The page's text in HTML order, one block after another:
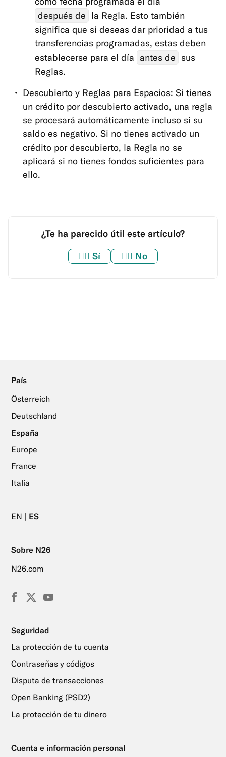
después de la Regla. Esto también
significa que si deseas dar prioridad a tus
transferencias programadas, estas deben
establecerse para el día antes de sus
Reglas.
Descubierto y Reglas para Espacios: Si tienes
un crédito por descubierto activado, una regla
se procesará automáticamente incluso si su
saldo es negativo. Si no tienes activado un
crédito por descubierto, la Regla no se
aplicará si no tienes fondos suficientes para
ello.
¿Te ha parecido útil este artículo?
👍🏼Sí 👎🏼 No
País
Österreich
Deutschland
España
Europe
France
Italia
EN ES
Sobre N26
N26.com
Facebook
X
YouTube
Seguridad
La protección de tu cuenta
Contraseñas y códigos
Disputa de transacciones
Open Banking (PSD2)
La protección de tu dinero
Cuenta e información personal